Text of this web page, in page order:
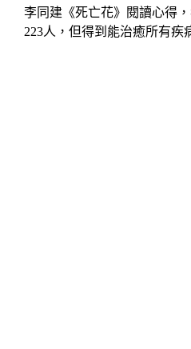
李同建《死亡花》閱讀心得
223人，但得到能治癒所有疾